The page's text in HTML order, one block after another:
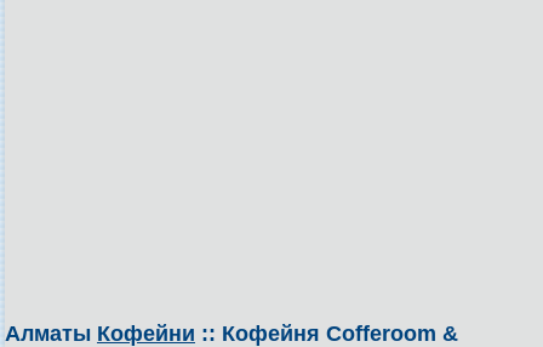
Алматы Кофейни :: Кофейня Cofferoom &